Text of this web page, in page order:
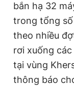
Thông tin tòa
bắn hạ 32
trong tổng
theo nhiều
rơi xuống
tại vùng
thông báo